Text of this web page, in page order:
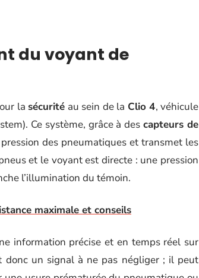
du voyant de
la sécurité au sein de la Clio 4, véhicule
Ce système, grâce à descapteurs de
des pneumatiques et transmet les
et le voyant est directe : une pression
l’illumination du témoin.
maximale et conseils
information précise et en temps réel sur
donc un signal à ne pas négliger ; il peut